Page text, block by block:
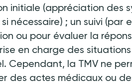
initiale (appréciation des
nécessaire) ; un suivi (par
ou pour évaluer la
en charge des
Cependant, la TMV ne
des actes médicaux ou